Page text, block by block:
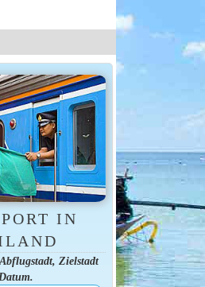
IN
Zielstadt